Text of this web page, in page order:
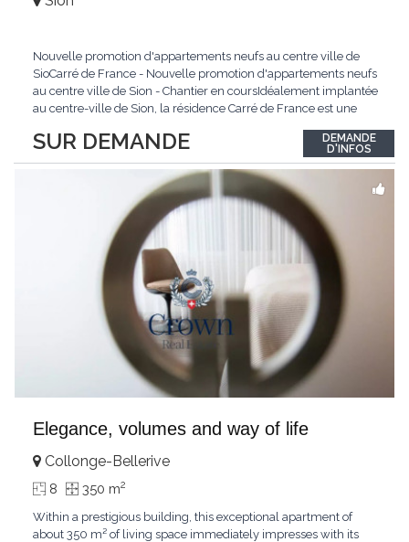
SUR DEMANDE
Nouvelle promotion d'appartements neufs au centre ville de
SioCarré de France - Nouvelle promotion d'appartements neufs
au centre ville de Sion - Chantier en coursIdéalement implantée
au centre-ville de Sion, la résidence Carré de France est une
contemporaine, qualité de vie et emplacement privilégié.Ce
projet d'envergure comprend 38...
DEMANDE
D'INFOS
Elegance, volumes and way of life
Collonge-Bellerive
8 350 m2
Within a prestigious building, this exceptional apartment of
about 350 m² of living space immediately impresses with its